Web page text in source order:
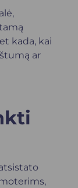
kada, kai
ar